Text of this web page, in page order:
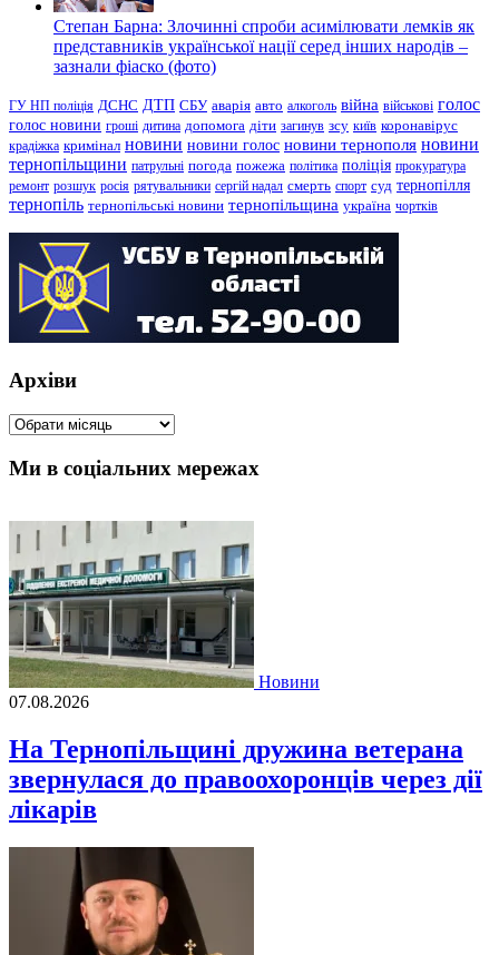
Степан Барна: Злочинні спроби асимілювати лемків як
представників української нації серед інших народів –
зазнали фіаско (фото)
ГУ НП поліція ДСНС ДТП СБУ аварія авто алкоголь війна військові голос
голос новини гроші дитина допомога діти загинув зсу київ коронавірус
крадіжка кримінал новини новини голос новини тернополя новини
тернопільщини патрульні погода пожежа політика поліція прокуратура
ремонт розшук росія рятувальники сергій надал смерть спорт суд тернопілля
тернопіль тернопільські новини тернопільщина україна чортків
Архіви
Архіви
Ми в соціальних мережах
Новини
07.08.2026
На Тернопільщині дружина ветерана
звернулася до правоохоронців через дії
лікарів